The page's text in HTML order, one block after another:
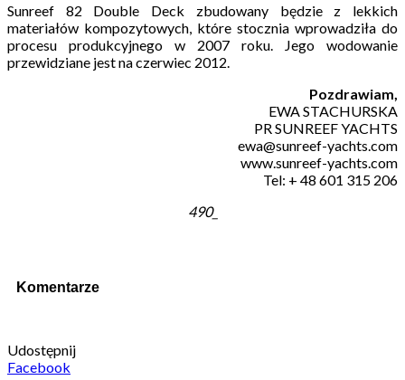
Sunreef 82 Double Deck zbudowany będzie z lekkich
materiałów kompozytowych, które stocznia wprowadziła do
procesu produkcyjnego w 2007 roku. Jego wodowanie
przewidziane jest na czerwiec 2012.
Pozdrawiam,
EWA STACHURSKA
PR SUNREEF YACHTS
ewa@sunreef-yachts.com
www.sunreef-yachts.com
Tel: + 48 601 315 206
490_
Komentarze
Udostępnij
Facebook